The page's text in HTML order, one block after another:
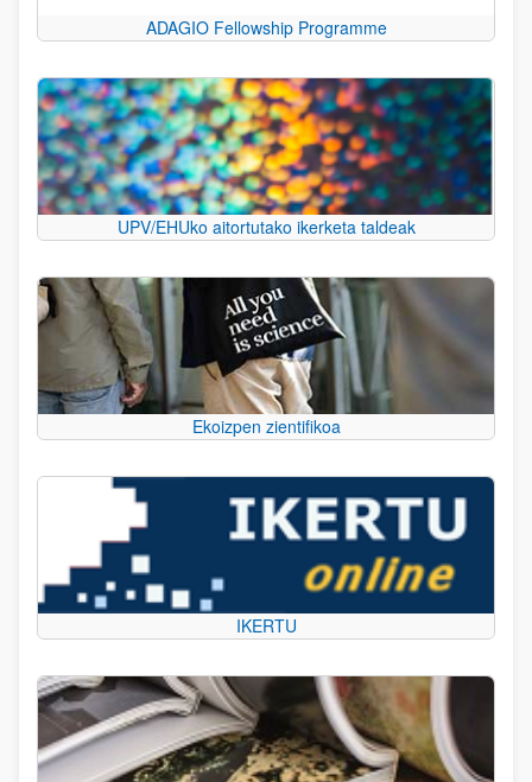
ADAGIO Fellowship Programme
UPV/EHUko aitortutako ikerketa taldeak
Ekoizpen zientifikoa
IKERTU